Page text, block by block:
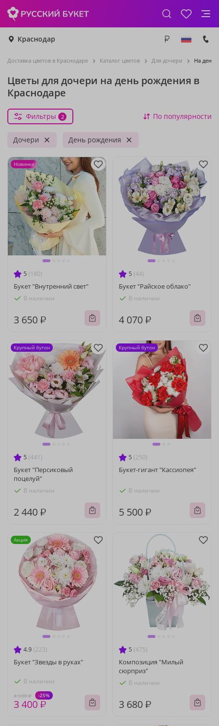
Краснодар
Доставка цветов в Краснодаре Каталог цветов Для дочери На день
Цветы для дочери на день рождения в
Краснодаре
Фильтры 2 По популярности
Дочери День рождения
5 (180)
Букет "Внутренний свет"
В наличии
3 650 ₽
Новинка
5 (44)
Букет "Райское облако"
В наличии
4 070 ₽
5 (441)
Букет "Персиковый
поцелуй"
В наличии
2 440 ₽
Крупный бутон
5 (250)
Букет-гигант "Кассиопея"
В наличии
5 500 ₽
Крупный бутон
4.9 (223)
Букет "Звезды в руках"
В наличии
4 530 ₽ -25%
3 400 ₽
Акция
5 (475)
Композиция "Милый
сюрприз"
В наличии
3 680 ₽